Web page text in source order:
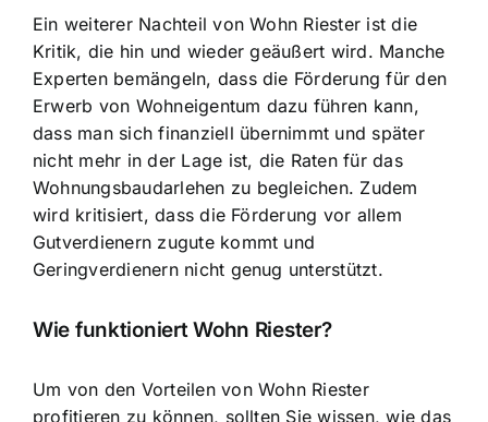
Ein weiterer Nachteil von Wohn Riester ist die
Kritik, die hin und wieder geäußert wird. Manche
Experten bemängeln, dass die Förderung für den
Erwerb von Wohneigentum dazu führen kann,
dass man sich finanziell übernimmt und später
nicht mehr in der Lage ist, die Raten für das
Wohnungsbaudarlehen zu begleichen. Zudem
wird kritisiert, dass die Förderung vor allem
Gutverdienern zugute kommt und
Geringverdienern nicht genug unterstützt.
Wie funktioniert Wohn Riester?
Um von den Vorteilen von Wohn Riester
profitieren zu können, sollten Sie wissen, wie das